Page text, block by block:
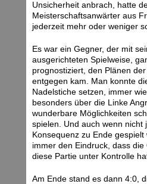
Unsicherheit anbrach, hatte
Meisterschaftsanwärter aus
jederzeit mehr oder weniger
Es war ein Gegner, der mit
ausgerichteten Spielweise,
prognostiziert, den Plänen
entgegen kam. Man konnte
Nadelstiche setzen, immer
besonders über die Linke
wunderbare Möglichkeiten
spielen. Und auch wenn nicht
Konsequenz zu Ende
immer den Eindruck, dass
diese Partie unter Kontrolle
Am Ende stand es dann 4:0,